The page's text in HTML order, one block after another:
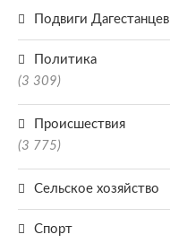
Подвиги Дагестанцев
Политика
(3 309)
Происшествия
(3 775)
Сельское хозяйство
Спорт